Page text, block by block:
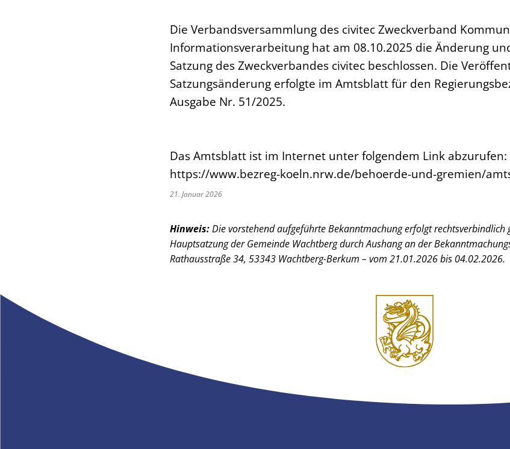
Die Verbandsversammlung des civitec Zweckverband
Informationsverarbeitung hat am 08.10.2025 die Änderung
Satzung des Zweckverbandes civitec beschlossen. Die
Satzungsänderung erfolgte im Amtsblatt für den
Ausgabe Nr. 51/2025.
Das Amtsblatt ist im Internet unter folgendem Link abzurufen:
https://www.bezreg-koeln.nrw.de/behoerde-und-gremien/
21. Januar 2026
Hinweis:Die vorstehend aufgeführte Bekanntmachung erfolgt rechtsverbindlich
Hauptsatzung der Gemeinde Wachtberg durch Aushang an der
Rathausstraße 34, 53343 Wachtberg-Berkum – vom 21.01.2026 bis 04.02.2026.